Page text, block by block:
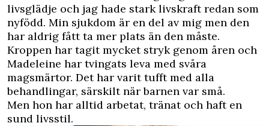
livsglädje och jag hade stark livskraft redan som
nyfödd. Min sjukdom är en del av mig men den
har aldrig fått ta mer plats än den måste.
Kroppen har tagit mycket stryk genom åren och
Madeleine har tvingats leva med svåra
magsmärtor. Det har varit tufft med alla
behandlingar, särskilt när barnen var små.
Men hon har alltid arbetat, tränat och haft en
sund livsstil.